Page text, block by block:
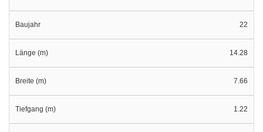
Baujahr 22
Länge (m) 14.28
Breite (m) 7.66
Tiefgang (m) 1.22